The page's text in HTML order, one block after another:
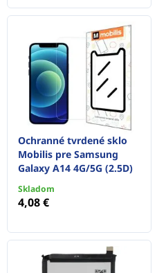
Ochranné tvrdené sklo
Mobilis pre Samsung
Galaxy A14 4G/5G (2.5D)
Skladom
4,08 €